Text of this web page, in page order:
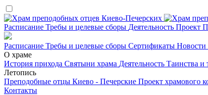
Расписание Требы и целевые сборы Деятельность Проект
Расписание Требы и целевые сборы Сертификаты Новости
О храме
История прихода Святыни храма Деятельность Таинства и
Летопись
Преподобные отцы Киево - Печерские Проект храмового
Контакты